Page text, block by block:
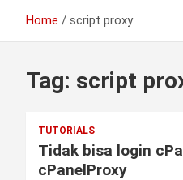
Home script proxy
Tag: script
TUTORIALS
Tidak bisa login
cPanelProxy